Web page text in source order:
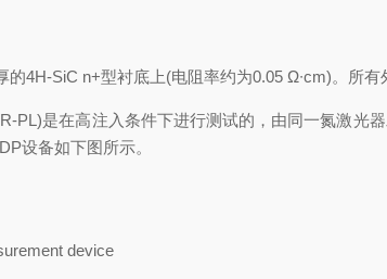
SiC n+型衬底上(电阻率约为0.05 Ω∙cm)。所有
是在高注入条件下进行测试的，由同一氮激
备如下图所示。
device